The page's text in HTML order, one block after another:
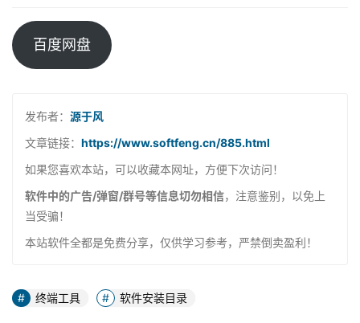
百度网盘
发布者： 源于风
文章链接： https://www.softfeng.cn/885.html
如果您喜欢本站，可以收藏本网址，方便下次访问！
软件中的广告/弹窗/群号等信息切勿相信，注意鉴别，以免上
当受骗！
本站软件全都是免费分享，仅供学习参考，严禁倒卖盈利！
终端工具 软件安装目录